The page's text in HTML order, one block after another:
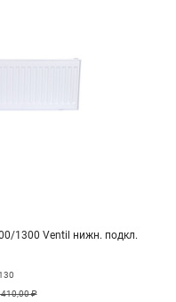
1300 Ventil нижн. подкл.
₽